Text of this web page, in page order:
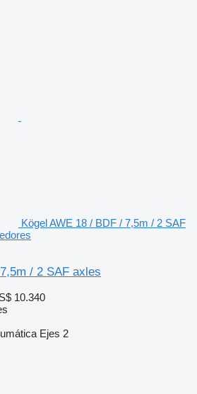
Kögel AWE 18 / BDF / 7,5m / 2 SAF
/ 2 SAF axles
10.340
Ejes 2